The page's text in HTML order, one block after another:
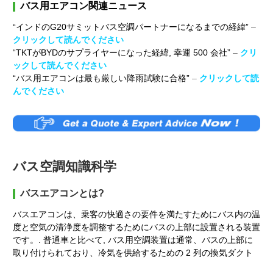
バス用エアコン関連ニュース
“インドのG20サミットバス空調パートナーになるまでの経緯” –
クリックして読んでください
“TKTがBYDのサプライヤーになった経緯, 幸運 500 会社” – クリ
ックして読んでください
“バス用エアコンは最も厳しい降雨試験に合格” – クリックして読
んでください
バス空調知識科学
バスエアコンとは?
バスエアコンは、乗客の快適さの要件を満たすためにバス内の温
度と空気の清浄度を調整するためにバスの上部に設置される装置
です。. 普通車と比べて, バス用空調装置は通常、バスの上部に
取り付けられており、冷気を供給するための 2 列の換気ダクト